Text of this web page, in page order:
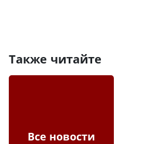
Также читайте
Все новости